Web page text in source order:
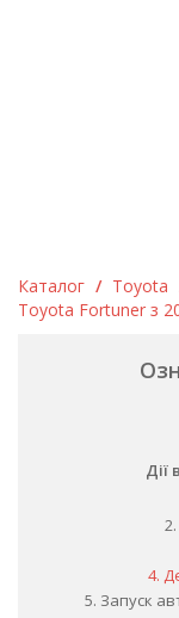
Каталог / Toyota
Toyota Fortuner з
Дії
4.
5. Запуск